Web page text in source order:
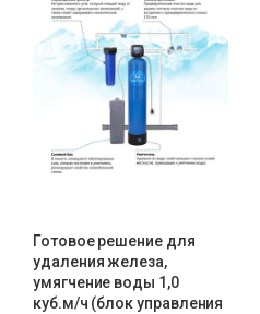
Готовое решение для
удаления железа,
умягчение воды 1,0
куб.м/ч (блок управления